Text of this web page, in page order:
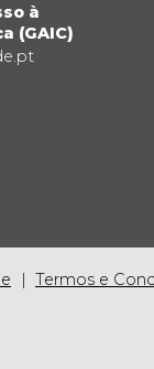
à
(GAIC)
Termos e